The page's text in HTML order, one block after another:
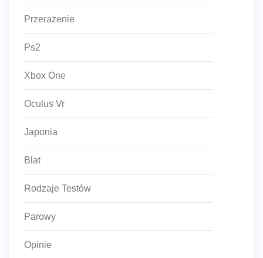
Przerażenie
Ps2
Xbox One
Oculus Vr
Japonia
Blat
Rodzaje Testów
Parowy
Opinie